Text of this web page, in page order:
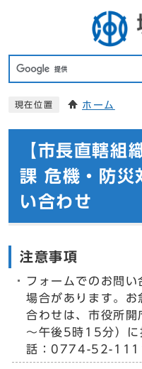
現在位置 ホーム
【市長直轄組
課 危機・防災
い合わせ
注意事項
フォームでのお問
場合があります。お
合わせは、市役所
～午後5時15分）に
話：0774-52-1111